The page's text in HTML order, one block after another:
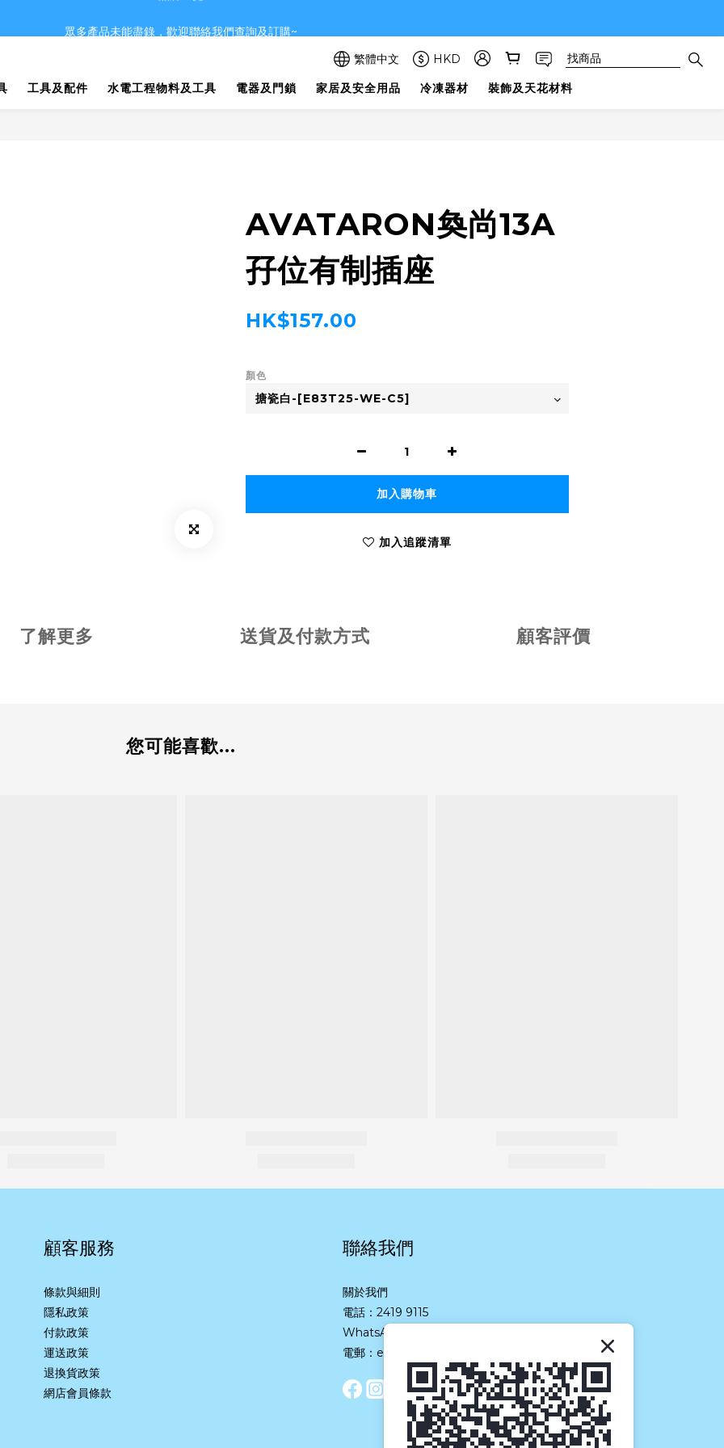
眾多產品未能盡錄，歡迎聯絡我們查詢及訂購~
繁體中文 HKD
工具及配件 水電工程物料及工具 電器及門鎖 家居及安全用品 冷凍器材 裝飾及天花材料
AVATARON奐尚13A
孖位有制插座
HK$157.00
顏色
加入購物車
加入追蹤清單
了解更多 送貨及付款方式 顧客評價
您可能喜歡...
顧客服務
條款與細則
隱私政策
付款政策
運送政策
退換貨政策
網店會員條款
聯絡我們
關於我們
電話：2419 9115
WhatsApp：
電郵：eshop@suneastgroup.com